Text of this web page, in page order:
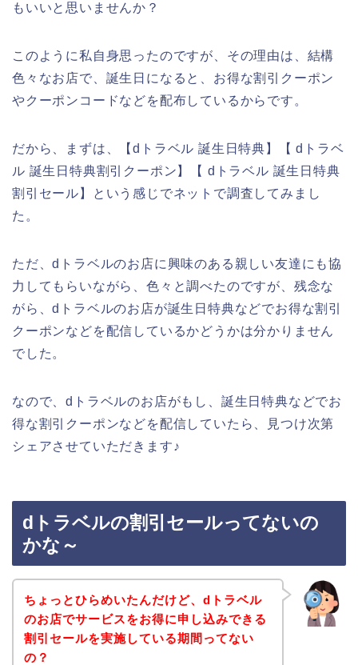
もいいと思いませんか？
このように私自身思ったのですが、その理由は、結構
色々なお店で、誕生日になると、お得な割引クーポン
やクーポンコードなどを配布しているからです。
だから、まずは、【dトラベル 誕生日特典】【 dトラベ
ル 誕生日特典割引クーポン】【 dトラベル 誕生日特典
割引セール】という感じでネットで調査してみまし
た。
ただ、dトラベルのお店に興味のある親しい友達にも協
力してもらいながら、色々と調べたのですが、残念な
がら、dトラベルのお店が誕生日特典などでお得な割引
クーポンなどを配信しているかどうかは分かりません
でした。
なので、dトラベルのお店がもし、誕生日特典などでお
得な割引クーポンなどを配信していたら、見つけ次第
シェアさせていただきます♪
dトラベルの割引セールってないの
かな～
ちょっとひらめいたんだけど、dトラベル
のお店でサービスをお得に申し込みできる
割引セールを実施している期間ってない
の？